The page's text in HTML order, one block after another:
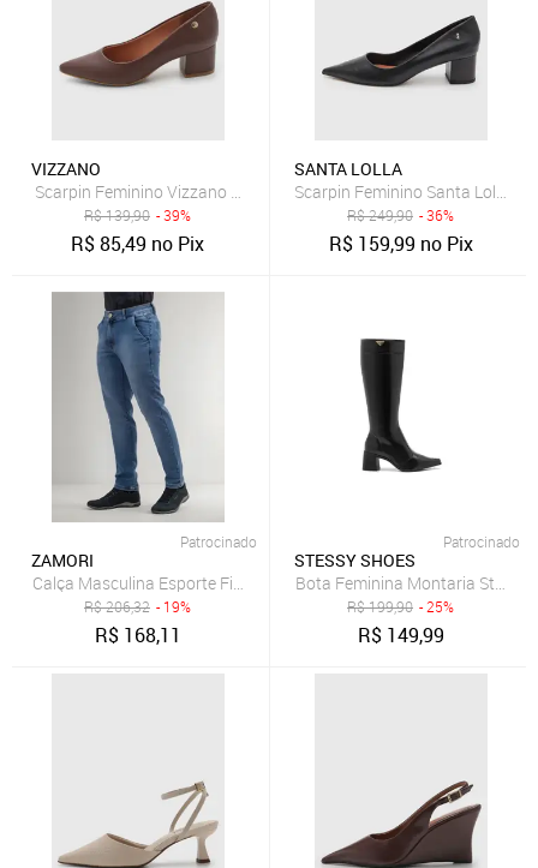
VIZZANO
Scarpin Feminino Vizzano Bico Fino Marrom
R$139,90 - 39%
R$85,49 no Pix
SANTA LOLLA
Scarpin Feminino Santa Lolla
R$249,90 - 36%
R$ 159,99 no Pix
Patrocinado
ZAMORI
Calça Masculina Esporte Fino Jeans Reforçada
R$206,32 - 19%
R$ 168,11
Patrocinado
STESSY SHOES
Bota Feminina Montaria Stessy
R$199,90 - 25%
R$ 149,99